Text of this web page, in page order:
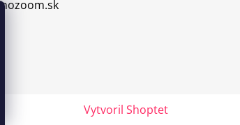
Vytvoril Shoptet